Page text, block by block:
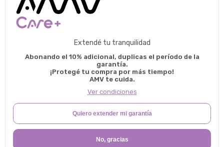
Extendé tu tranquilidad
Abonando el 10% adicional, duplicas el período de la
garantía.
¡Protegé tu compra por más tiempo!
AMV te cuida.
Ver condiciones
Quiero extender mi garantía
No, gracias